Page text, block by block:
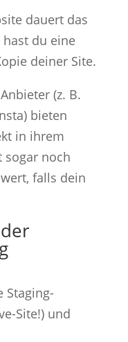
dauert das
du eine
deiner Site.
(z. B.
bieten
in ihrem
sogar noch
falls dein
Staging-
Site!) und